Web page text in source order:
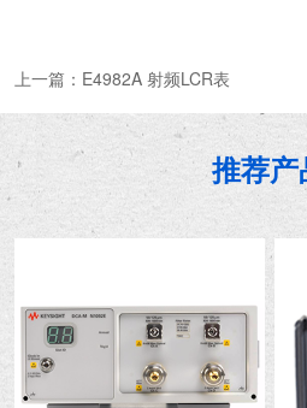
上一篇： E4982A 射频LCR表
推荐产